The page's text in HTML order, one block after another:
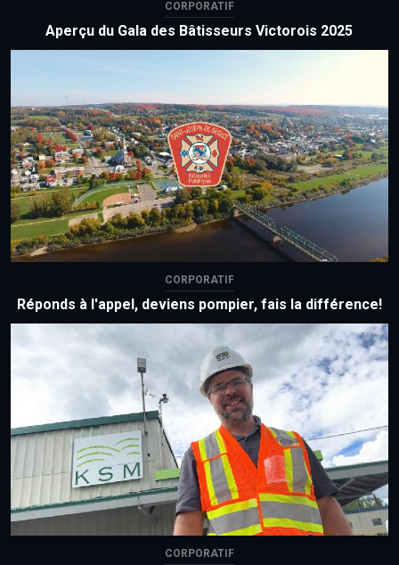
CORPORATIF
Aperçu du Gala des Bâtisseurs Victorois 2025
CORPORATIF
Réponds à l'appel, deviens pompier, fais la différence!
CORPORATIF